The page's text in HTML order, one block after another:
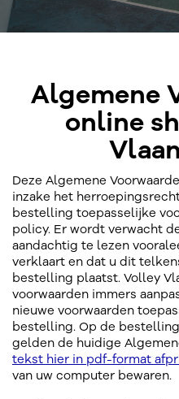
Algemene
online
Deze Algemene
inzake het
bestelling toepasselijke
policy. Er wordt verwacht
aandachtig te lezen
verklaart en dat u dit
bestelling plaatst. Volley
voorwaarden immers
nieuwe voorwaarden
bestelling. Op de
gelden de huidige
tekst hier in pdf-format
van uw computer bewaren.